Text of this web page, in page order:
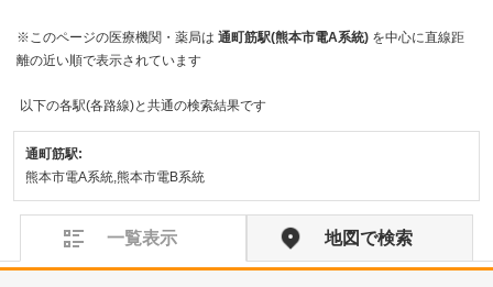
※このページの医療機関・薬局は 通町筋駅(熊本市電A系統) を中心に直線距
離の近い順で表示されています
以下の各駅(各路線)と共通の検索結果です
通町筋駅:
熊本市電A系統,熊本市電B系統
一覧表示 地図で検索